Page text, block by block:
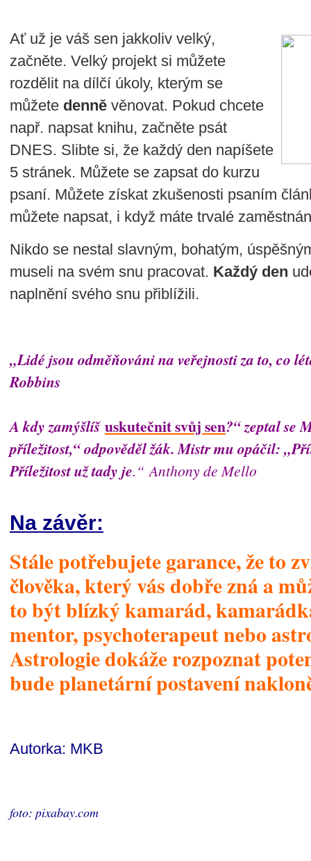
Ať už je váš sen jakkoliv velký,
začněte. Velký projekt si můžete
rozdělit na dílčí úkoly, kterým se
můžete denně věnovat. Pokud chcete
např. napsat knihu, začněte psát
DNES. Slibte si, že každý den napíšete
5 stránek. Můžete se zapsat do kurzu
psaní. Můžete získat zkušenosti psaním
můžete napsat, i když máte trvalé
Nikdo se nestal slavným, bohatým,
museli na svém snu pracovat. Každý den
naplnění svého snu přiblížili.
„Lidé jsou odměňováni na veřejnosti za to, co
Robbins
A kdy zamýšlíš uskutečnit svůj sen?“ zeptal se
příležitost,“ odpověděl žák. Mistr mu opáčil:
Příležitost už tady je.“ Anthony de Mello
Na závěr:
Stále potřebujete garance, že to
člověka, který vás dobře zná a
to být blízký kamarád,
mentor, psychoterapeut nebo
Astrologie dokáže rozpoznat
bude planetární postavení
Autorka: MKB
foto: pixabay.com